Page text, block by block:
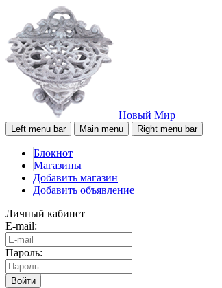
Новый Мир
Left menu bar Main menu Right menu bar
Блокнот
Магазины
Добавить магазин
Добавить объявление
Личный кабинет
E-mail:
Пароль:
Войти